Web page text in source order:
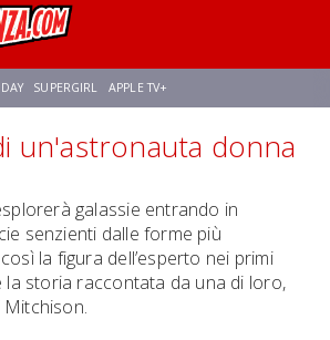
SUPERGIRL APPLE TV+
STAR TREK AVENGERS: DOOMSDAY
ROSE GOODING
un'astronauta donna
galassie entrando in
senzienti dalle forme più
la figura dell’esperto nei primi
la storia raccontata da una di loro,